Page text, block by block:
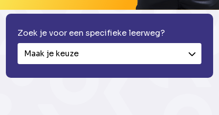
Zoek je voor een specifieke leerweg?
Maak je keuze